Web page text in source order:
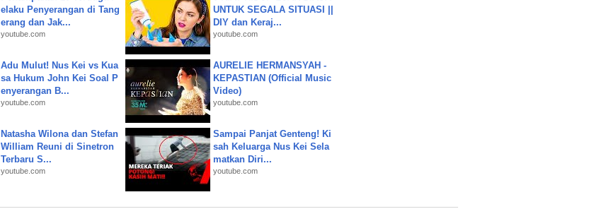
elaku Penyerangan di Tang
erang dan Jak...
youtube.com
UNTUK SEGALA SITUASI ||
DIY dan Keraj...
youtube.com
Adu Mulut! Nus Kei vs Kua
sa Hukum John Kei Soal P
enyerangan B...
youtube.com
AURELIE HERMANSYAH -
KEPASTIAN (Official Music
Video)
youtube.com
Natasha Wilona dan Stefan
William Reuni di Sinetron
Terbaru S...
youtube.com
Sampai Panjat Genteng! Ki
sah Keluarga Nus Kei Sela
matkan Diri...
youtube.com